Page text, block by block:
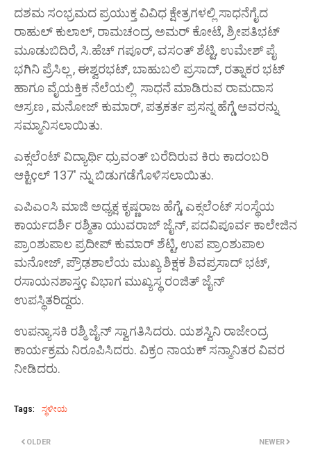
ದಶಮ ಸಂಭ್ರಮದ ಪ್ರಯುಕ್ತ ವಿವಿಧ ಕ್ಷೇತ್ರಗಳಲ್ಲಿ ಸಾಧನೆಗೈದ
ರಾಹುಲ್ ಕುಲಾಲ್, ರಾಮಚಂದ್ರ, ಅಮರ್ ಕೋಟೆ, ಶ್ರೀಪತಿಭಟ್
ಮೂಡುಬಿದಿರೆ, ಸಿ.ಹೆಚ್ ಗಪೂರ್, ವಸಂತ್ ಶೆಟ್ಟಿ, ಉಮೇಶ್ ಪೈ
ಭಗಿನಿ ಪ್ರೆಸಿಲ್ಲ , ಈಶ್ವರಭಟ್, ಬಾಹುಬಲಿ ಪ್ರಸಾದ್, ರತ್ನಾಕರ ಭಟ್
ಹಾಗೂ ವೈಯಕ್ತಿಕ ನೆಲೆಯಲ್ಲಿ ಸಾಧನೆ ಮಾಡಿರುವ ರಾಮದಾಸ
ಆಸ್ರಣ , ಮನೋಜ್ ಕುಮಾರ್, ಪತ್ರಕರ್ತ ಪ್ರಸನ್ನ ಹೆಗ್ಡೆ ಅವರನ್ನು
ಸಮ್ಮಾನಿಸಲಾಯಿತು.
ಎಕ್ಸಲೆಂಟ್ ವಿದ್ಯಾರ್ಥಿ ಧ್ರುವಂತ್ ಬರೆದಿರುವ ಕಿರು ಕಾದಂಬರಿ
ಆಕ್ಟಿçಲ್ 137' ನ್ನು ಬಿಡುಗಡೆಗೊಳಿಸಲಾಯಿತು.
ಎಪಿಎಂಸಿ ಮಾಜಿ ಅಧ್ಯಕ್ಷ ಕೃಷ್ಣರಾಜ ಹೆಗ್ಡೆ, ಎಕ್ಸಲೆಂಟ್ ಸಂಸ್ಥೆಯ
ಕಾರ್ಯದರ್ಶಿ ರಶ್ಮಿತಾ ಯುವರಾಜ್ ಜೈನ್, ಪದವಿಪೂರ್ವ ಕಾಲೇಜಿನ
ಪ್ರಾಂಶುಪಾಲ ಪ್ರದೀಪ್ ಕುಮಾರ್ ಶೆಟ್ಟಿ, ಉಪ ಪ್ರಾಂಶುಪಾಲ
ಮನೋಜ್, ಪ್ರೌಢಶಾಲೆಯ ಮುಖ್ಯ ಶಿಕ್ಷಕ ಶಿವಪ್ರಸಾದ್ ಭಟ್,
ರಸಾಯನಶಾಸ್ತç ವಿಭಾಗ ಮುಖ್ಯಸ್ಥ ರಂಜಿತ್ ಜೈನ್
ಉಪಸ್ಥಿತರಿದ್ದರು.
ಉಪನ್ಯಾಸಕಿ ರಶ್ಮಿ ಜೈನ್ ಸ್ವಾಗತಿಸಿದರು. ಯಶಸ್ವಿನಿ ರಾಜೇಂದ್ರ
ಕಾರ್ಯಕ್ರಮ ನಿರೂಪಿಸಿದರು. ವಿಕ್ರಂ ನಾಯಕ್ ಸನ್ಮಾನಿತರ ವಿವರ
ನೀಡಿದರು.
Tags: ಸ್ಥಳೀಯ
NEWER
OLDER